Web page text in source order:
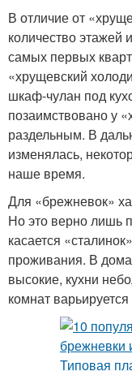
В отличие от
количество этажей
самых первых
«хрущевский
шкаф-чулан под
позаимствовано у
раздельным. В
изменялась,
наше время.
Для «брежневок»
Но это верно лишь
касается
проживания. В
высокие, кухни
комнат